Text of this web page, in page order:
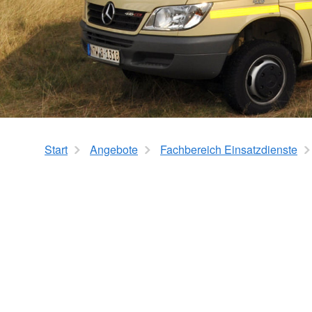
Hausnotruf
Hauswirtschaftliche Hilfen
Seniorenberatung
Angebote im Quartier
Quartier Röhlinghausen
Ehrenamtsprojekt
AiKo
DRK als
Girls’ Day and Boys’
Praktikum in der
Ausbildung in der
Stellenbörse
Start Angebote Fachbereich Einsatzdienste